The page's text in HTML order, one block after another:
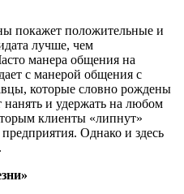
покажет положительные и
лучше, чем
манера общения на
с манерой общения с
которые словно рождены
нанять и удержать на любом
клиенты «липнут»
Однако и здесь